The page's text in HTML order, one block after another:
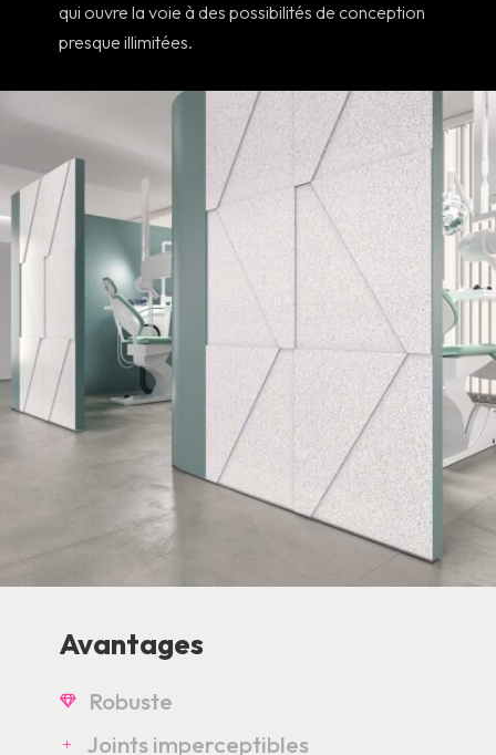
qui ouvre la voie à des possibilités de conception
presque illimitées.
Avantages
 Robuste
L Joints imperceptibles